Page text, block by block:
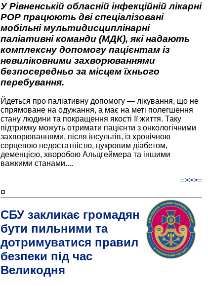
У Рівненській обласній інфекційній лікарні
РОР працюють дві спеціалізовані
мобільні мультидисциплінарні
паліативні команди (МДК), які надають
комплексну допомогу пацієнтам із
невиліковними захворюваннями
безпосередньо за місцем їхнього
перебування.
Йдеться про паліативну допомогу — лікування, що не
спрямоване на одужання, а має на меті полегшення
стану людини та покращення якості її життя. Таку
підтримку можуть отримати пацієнти з онкологічними
захворюваннями, після інсультів, із хронічною
серцевою недостатністю, цукровим діабетом,
деменцією, хворобою Альцгеймера та іншими
важкими станами....
=>>>=
¤
СБУ закликає громадян
бути пильними та
дотримуватися правил
безпеки під час
Великодня